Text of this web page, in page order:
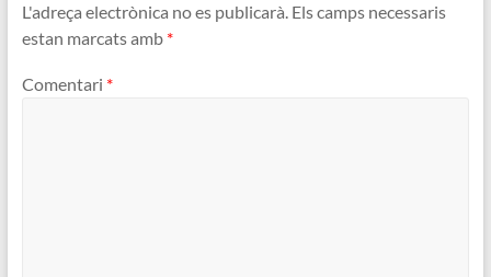
L'adreça electrònica no es publicarà. Els camps necessaris
estan marcats amb *
Comentari *